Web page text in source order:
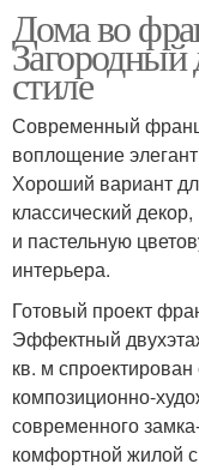
Дома во
Загородный
стиле
Современный
воплощение
Хороший вариант
классический
и пастельную
интерьера.
Готовый проект
Эффектный
кв. м
композиционно-
современного
комфортной жилой